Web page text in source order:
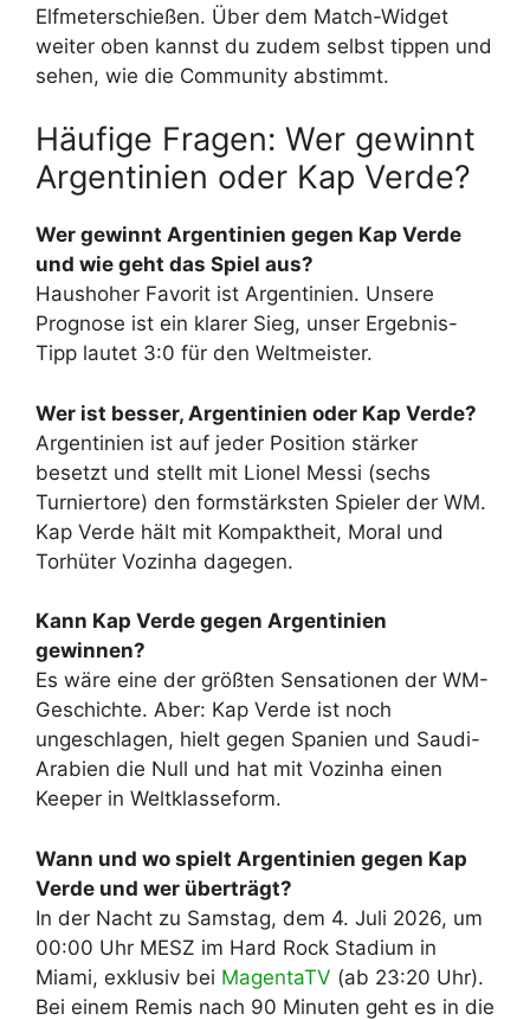
Elfmeterschießen. Über dem Match-Widget
weiter oben kannst du zudem selbst tippen und
sehen, wie die Community abstimmt.
Häufige Fragen: Wer gewinnt
Argentinien oder Kap Verde?
Wer gewinnt Argentinien gegen Kap Verde
und wie geht das Spiel aus?
Haushoher Favorit ist Argentinien. Unsere
Prognose ist ein klarer Sieg, unser Ergebnis-
Tipp lautet 3:0 für den Weltmeister.
Wer ist besser, Argentinien oder Kap Verde?
Argentinien ist auf jeder Position stärker
besetzt und stellt mit Lionel Messi (sechs
Turniertore) den formstärksten Spieler der WM.
Kap Verde hält mit Kompaktheit, Moral und
Torhüter Vozinha dagegen.
Kann Kap Verde gegen Argentinien
gewinnen?
Es wäre eine der größten Sensationen der WM-
Geschichte. Aber: Kap Verde ist noch
ungeschlagen, hielt gegen Spanien und Saudi-
Arabien die Null und hat mit Vozinha einen
Keeper in Weltklasseform.
Wann und wo spielt Argentinien gegen Kap
Verde und wer überträgt?
In der Nacht zu Samstag, dem 4. Juli 2026, um
00:00 Uhr MESZ im Hard Rock Stadium in
Miami, exklusiv bei MagentaTV (ab 23:20 Uhr).
Bei einem Remis nach 90 Minuten geht es in die